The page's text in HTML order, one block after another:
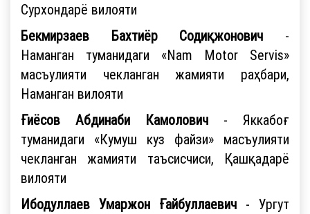
Сурхондарё вилояти
Бекмирзаев Бахтиёр Содиқжонович -
Наманган туманидаги «Nam Motor Servis»
масъулияти чекланган жамияти раҳбари,
Наманган вилояти
Ғиёсов Абдинаби Камолович - Яккабоғ
туманидаги «Кумуш куз файзи» масъулияти
чекланган жамияти таъсисчиси, Қашқадарё
вилояти
Ибодуллаев Умаржон Ғайбуллаевич - Ургут